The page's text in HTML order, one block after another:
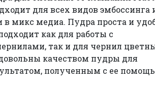
для всех видов эмбоссинга
в микс медиа. Пудра проста и
как для работы с
так и для чернил
качеством пудры для
полученным с ее